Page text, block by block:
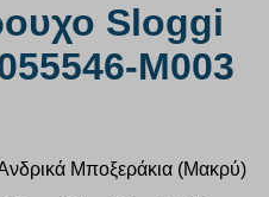
Sloggi
M003
Μποξεράκια (Μακρύ)